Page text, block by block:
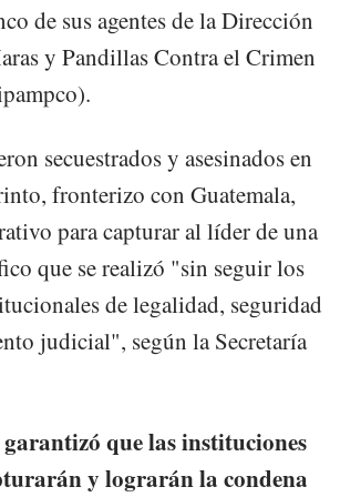
de sus agentes de la Dirección
y Pandillas Contra el Crimen
secuestrados y asesinados en
fronterizo con Guatemala,
para capturar al líder de una
que se realizó "sin seguir los
de legalidad, seguridad
judicial", según la Secretaría
que las instituciones
y lograrán la condena